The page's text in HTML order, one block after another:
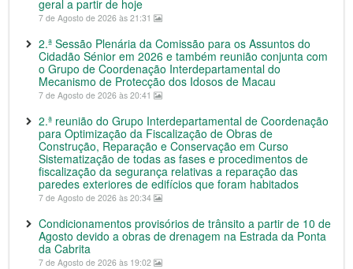
geral a partir de hoje
7 de Agosto de 2026 às 21:31
2.ª Sessão Plenária da Comissão para os Assuntos do
Cidadão Sénior em 2026 e também reunião conjunta com
o Grupo de Coordenação Interdepartamental do
Mecanismo de Protecção dos Idosos de Macau
7 de Agosto de 2026 às 20:41
2.ª reunião do Grupo Interdepartamental de Coordenação
para Optimização da Fiscalização de Obras de
Construção, Reparação e Conservação em Curso
Sistematização de todas as fases e procedimentos de
fiscalização da segurança relativas a reparação das
paredes exteriores de edifícios que foram habitados
7 de Agosto de 2026 às 20:34
Condicionamentos provisórios de trânsito a partir de 10 de
Agosto devido a obras de drenagem na Estrada da Ponta
da Cabrita
7 de Agosto de 2026 às 19:02